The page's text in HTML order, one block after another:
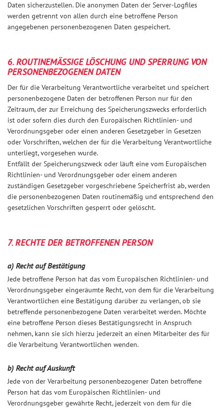
Daten sicherzustellen. Die anonymen Daten der Server-Logfiles
werden getrennt von allen durch eine betroffene Person
angegebenen personenbezogenen Daten gespeichert.
6. ROUTINEMÄSSIGE LÖSCHUNG UND SPERRUNG VON P
ERSONENBEZOGENEN DATEN
Der für die Verarbeitung Verantwortliche verarbeitet und speichert
personenbezogene Daten der betroffenen Person nur für den
Zeitraum, der zur Erreichung des Speicherungszwecks erforderlich
ist oder sofern dies durch den Europäischen Richtlinien- und
Verordnungsgeber oder einen anderen Gesetzgeber in Gesetzen
oder Vorschriften, welchen der für die Verarbeitung Verantwortliche
unterliegt, vorgesehen wurde.
Entfällt der Speicherungszweck oder läuft eine vom Europäischen
Richtlinien- und Verordnungsgeber oder einem anderen
zuständigen Gesetzgeber vorgeschriebene Speicherfrist ab, werden
die personenbezogenen Daten routinemäßig und entsprechend den
gesetzlichen Vorschriften gesperrt oder gelöscht.
7. RECHTE DER BETROFFENEN PERSON
a) Recht auf Bestätigung
Jede betroffene Person hat das vom Europäischen Richtlinien- und
Verordnungsgeber eingeräumte Recht, von dem für die Verarbeitung
Verantwortlichen eine Bestätigung darüber zu verlangen, ob sie
betreffende personenbezogene Daten verarbeitet werden. Möchte
eine betroffene Person dieses Bestätigungsrecht in Anspruch
nehmen, kann sie sich hierzu jederzeit an einen Mitarbeiter des für
die Verarbeitung Verantwortlichen wenden.
b) Recht auf Auskunft
Jede von der Verarbeitung personenbezogener Daten betroffene
Person hat das vom Europäischen Richtlinien- und
Verordnungsgeber gewährte Recht, jederzeit von dem für die